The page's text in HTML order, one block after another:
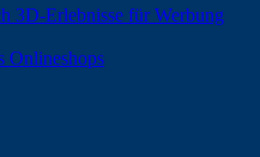
3D-Erlebnisse für Werbung
Onlineshops